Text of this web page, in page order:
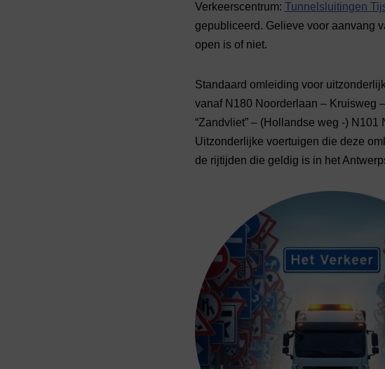
Verkeerscentrum: Tunnelsluitingen
gepubliceerd. Gelieve voor aanvang
open is of niet.
Standaard omleiding voor
vanaf N180 Noorderlaan – Kruisweg
“Zandvliet” – (Hollandse weg -)
Uitzonderlijke voertuigen die deze
de rijtijden die geldig is in het